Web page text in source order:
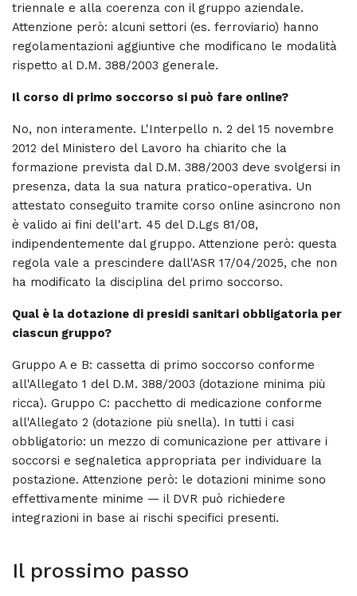
triennale e alla coerenza con il gruppo aziendale.
Attenzione però: alcuni settori (es. ferroviario) hanno
regolamentazioni aggiuntive che modificano le modalità
rispetto al D.M. 388/2003 generale.
Il corso di primo soccorso si può fare online?
No, non interamente. L'Interpello n. 2 del 15 novembre
2012 del Ministero del Lavoro ha chiarito che la
formazione prevista dal D.M. 388/2003 deve svolgersi in
presenza, data la sua natura pratico-operativa. Un
attestato conseguito tramite corso online asincrono non
è valido ai fini dell'art. 45 del D.Lgs 81/08,
indipendentemente dal gruppo. Attenzione però: questa
regola vale a prescindere dall'ASR 17/04/2025, che non
ha modificato la disciplina del primo soccorso.
Qual è la dotazione di presidi sanitari obbligatoria per
ciascun gruppo?
Gruppo A e B: cassetta di primo soccorso conforme
all'Allegato 1 del D.M. 388/2003 (dotazione minima più
ricca). Gruppo C: pacchetto di medicazione conforme
all'Allegato 2 (dotazione più snella). In tutti i casi
obbligatorio: un mezzo di comunicazione per attivare i
soccorsi e segnaletica appropriata per individuare la
postazione. Attenzione però: le dotazioni minime sono
effettivamente minime — il DVR può richiedere
integrazioni in base ai rischi specifici presenti.
Il prossimo passo